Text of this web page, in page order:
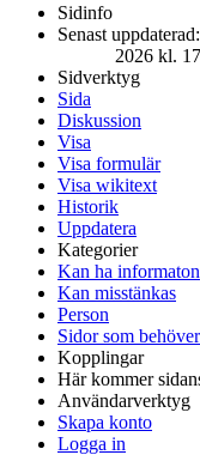
Sidinfo
Senast uppdaterad:
2026 kl.
Sidverktyg
Sida
Diskussion
Visa
Visa formulär
Visa wikitext
Historik
Uppdatera
Kategorier
Kan ha informaton
Kan misstänkas
Person
Sidor som
Kopplingar
Här kommer
Användarverktyg
Skapa konto
Logga in